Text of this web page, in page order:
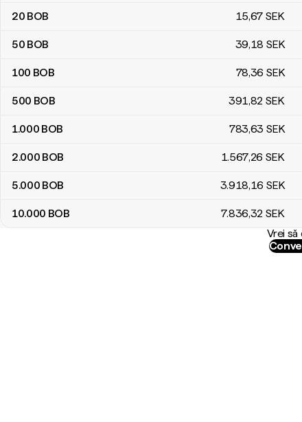
20 BOB 15,67 SEK
50 BOB 39,18 SEK
100 BOB 78,36 SEK
500 BOB 391,82 SEK
1.000 BOB 783,63 SEK
2.000 BOB 1.567,26 SEK
5.000 BOB 3.918,16 SEK
10.000 BOB 7.836,32 SEK
Vrei